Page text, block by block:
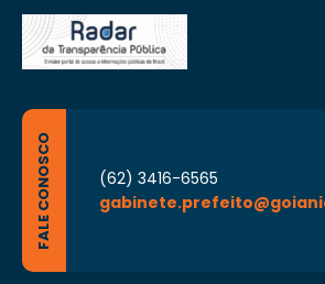
FALE CONOSCO
(62) 3416-6565